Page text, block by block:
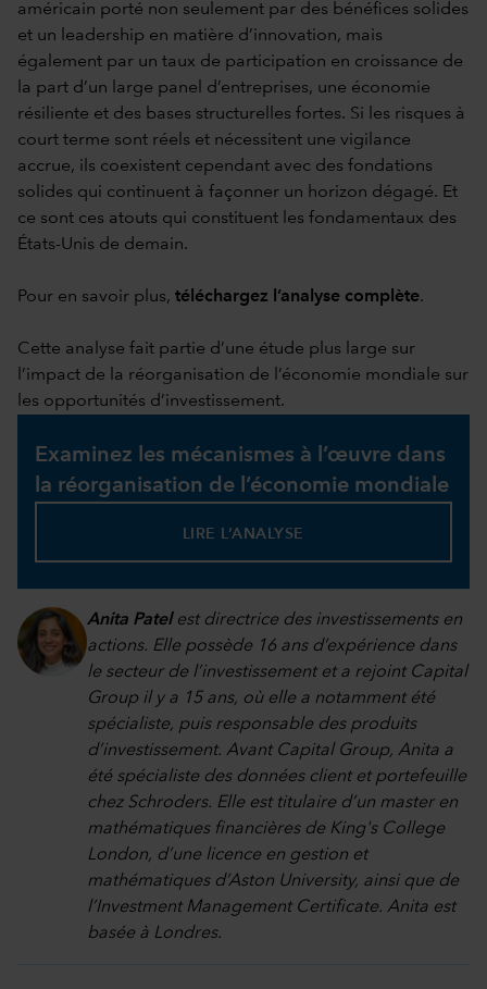
américain porté non seulement par des bénéfices solides
et un leadership en matière d’innovation, mais
également par un taux de participation en croissance de
la part d’un large panel d’entreprises, une économie
résiliente et des bases structurelles fortes. Si les risques à
court terme sont réels et nécessitent une vigilance
accrue, ils coexistent cependant avec des fondations
solides qui continuent à façonner un horizon dégagé. Et
ce sont ces atouts qui constituent les fondamentaux des
États-Unis de demain.
Pour en savoir plus, téléchargez l’analyse complète.
Cette analyse fait partie d’une étude plus large sur
l’impact de la réorganisation de l’économie mondiale sur
les opportunités d’investissement.
Examinez les mécanismes à l’œuvre dans
la réorganisation de l’économie mondiale
LIRE L’ANALYSE
Anita Patel est directrice des investissements en
actions. Elle possède 16 ans d’expérience dans
le secteur de l’investissement et a rejoint Capital
Group il y a 15 ans, où elle a notamment été
spécialiste, puis responsable des produits
d’investissement. Avant Capital Group, Anita a
été spécialiste des données client et portefeuille
chez Schroders. Elle est titulaire d’un master en
mathématiques financières de King's College
London, d’une licence en gestion et
mathématiques d’Aston University, ainsi que de
l’Investment Management Certificate. Anita est
basée à Londres.